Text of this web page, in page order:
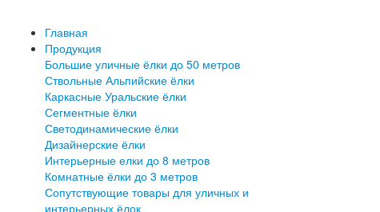
Главная
Продукция
Большие уличные ёлки до 50 метров
Ствольные Альпийские ёлки
Каркасные Уральские ёлки
Сегментные ёлки
Светодинамические ёлки
Дизайнерские ёлки
Интерьерные елки до 8 метров
Комнатные ёлки до 3 метров
Сопутствующие товары для уличных и
интерьерных ёлок